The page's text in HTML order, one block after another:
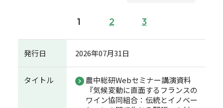
1 2 3
発行日 2026年07月31日
タイトル
農中総研Webセミナー講演資料
『気候変動に直面するフランスの
ワイン協同組合：伝統とイノベー